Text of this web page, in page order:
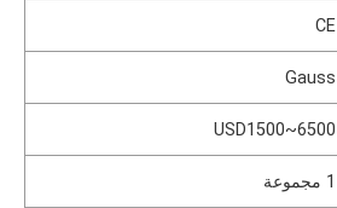
CE
Gauss
USD1500~6500
1 مجموعة